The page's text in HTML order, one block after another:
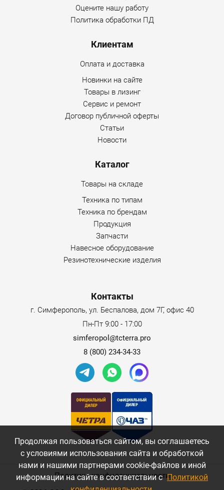
Оцените нашу работу
Политика обработки ПД
Клиентам
Оплата и доставка
Новинки на сайте
Товары в лизинг
Сервис и ремонт
Договор публичной оферты
Статьи
Новости
Каталог
Товары на складе
Техника по типам
Техника по брендам
Продукция
Запчасти
Навесное оборудование
Резинотехнические изделия
Контакты
г. Симферополь, ул. Беспалова, дом 7Г, офис 40
Пн-Пт 9:00 - 17:00
simferopol@tcterra.pro
8 (800) 234-34-33
Политика конфиденциальности
Продолжая пользоваться сайтом, вы соглашаетесь
с условиями использования сайта и обработкой
нами и нашими партнерами cookie-файлов и иной
информации на сайте в соответствии с Политикой